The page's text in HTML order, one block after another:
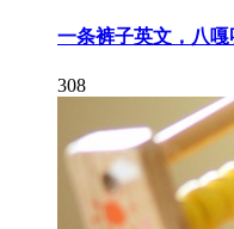
一条裤子英文，八
308